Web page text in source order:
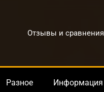
Отзывы и сравнения
Разное Информация